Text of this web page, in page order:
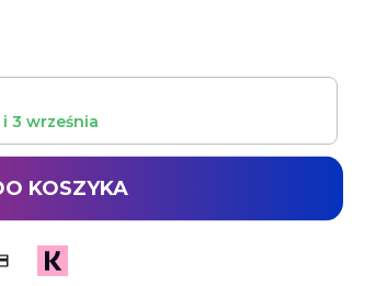
i 3 września
KOSZYKA